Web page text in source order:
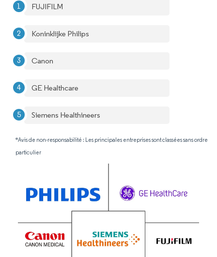
FUJIFILM
Koninklijke Philips
Canon
GE Healthcare
Siemens Healthineers
*Avis de non-responsabilité : Les principales entreprises sont classées sans ordre
particulier